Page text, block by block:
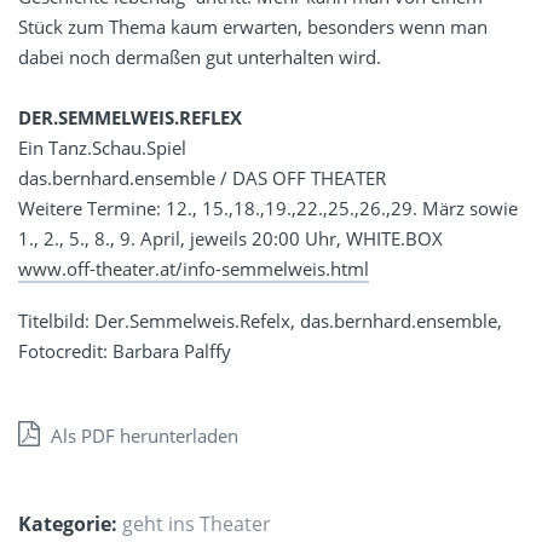
Stück zum Thema kaum erwarten, besonders wenn man
dabei noch dermaßen gut unterhalten wird.
DER.SEMMELWEIS.REFLEX
Ein Tanz.Schau.Spiel
das.bernhard.ensemble / DAS OFF THEATER
Weitere Termine: 12., 15.,18.,19.,22.,25.,26.,29. März sowie
1., 2., 5., 8., 9. April, jeweils 20:00 Uhr, WHITE.BOX
www.off-theater.at/info-semmelweis.html
Titelbild: Der.Semmelweis.Refelx, das.bernhard.ensemble,
Fotocredit: Barbara Palffy
Als PDF herunterladen
Kategorie: geht ins Theater